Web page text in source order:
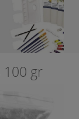
100 gr